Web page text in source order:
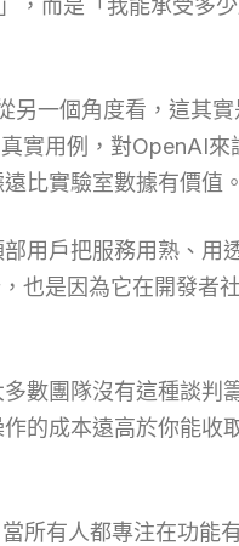
，而是「我能承受多少
另一個角度看，這其
實用例，對OpenAI來
比實驗室數據有價值。
用戶把服務用熟、用
也是因為它在開發者
數團隊沒有這種談判
的成本遠高於你能收
所有人都專注在功能